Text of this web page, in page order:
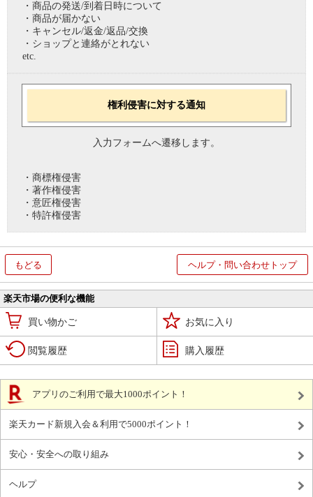
・商品の発送/到着日時について
・商品が届かない
・キャンセル/返金/返品/交換
・ショップと連絡がとれない
etc.
権利侵害に対する通知
入力フォームへ遷移します。
・商標権侵害
・著作権侵害
・意匠権侵害
・特許権侵害
もどる ヘルプ・問い合わせトップ
楽天市場の便利な機能
買い物かご お気に入り
閲覧履歴 購入履歴
アプリのご利用で最大1000ポイント！
楽天カード新規入会＆利用で5000ポイント！
安心・安全への取り組み
ヘルプ